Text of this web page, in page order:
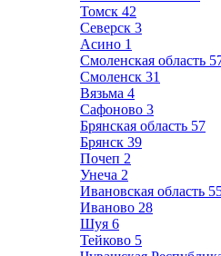
Томск 42
Северск 3
Асино 1
Смоленская область
Смоленск 31
Вязьма 4
Сафоново 3
Брянская область 57
Брянск 39
Почеп 2
Унеча 2
Ивановская область
Иваново 28
Шуя 6
Тейково 5